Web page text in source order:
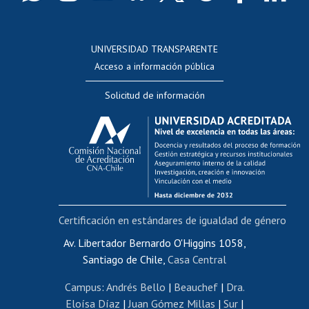
Evaluación docente
Calificación académica
Postulación al AUCAI
Funcionarias/os
Cursos internos de capacitación
Bienestar del personal
Portal de movilidad interna
Certificado de renta
Certificado de renta honorarios
Editar páginas blancas
UNIVERSIDAD TRANSPARENTE
Acceso a información pública
Solicitud de información
Av. Libertador Bernardo O'Higgins 1058,
Santiago de Chile, Casa Central
Campus: Andrés Bello | Beauchef| Dra.
Eloísa Díaz |Juan Gómez Millas | Sur |
Certificación en estándares de igualdad de género